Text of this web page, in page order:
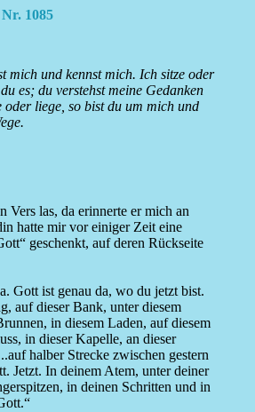
1085
mich und kennst mich. Ich sitze oder
es; du verstehst meine Gedanken
oder liege, so bist du um mich und
Vers las, da erinnerte er mich an
hatte mir vor einiger Zeit eine
geschenkt, auf deren Rückseite
Gott ist genau da, wo du jetzt bist.
auf dieser Bank, unter diesem
in diesem Laden, auf diesem
in dieser Kapelle, an dieser
halber Strecke zwischen gestern
Jetzt. In deinem Atem, unter deiner
in deinen Schritten und in